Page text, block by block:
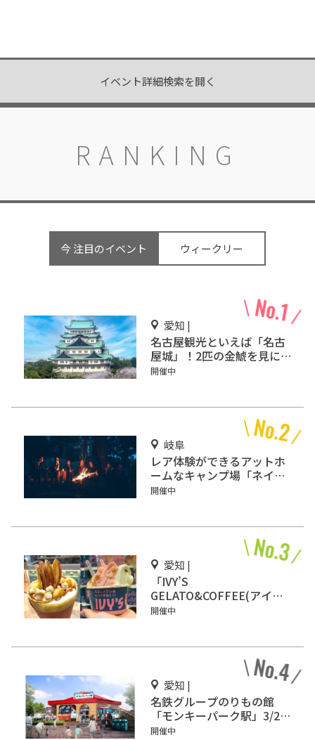
イベント詳細検索を開く
RANKING
今 注目のイベント ウィークリー
愛知 |
名古屋観光といえば「名古
屋城」！2匹の金鯱を見に
行こう
開催中
岐阜
レア体験ができるアットホ
ームなキャンプ場「ネイチ
ャーランドかみのほ」
開催中
愛知 |
「IVY’S
GELATO&COFFEE(アイビ
ーズ ジェラート&コーヒ
ン！
開催中
愛知 |
名鉄グループのりもの館
「モンキーパーク駅」3/2オ
ープン
開催中